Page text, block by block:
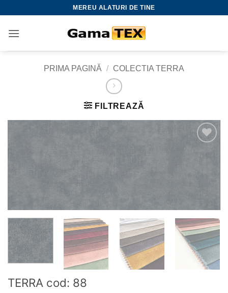
content
MEREU ALATURI DE TINE
PRIMA PAGINĂ / COLECTIA TERRA
FILTREAZĂ
TERRA cod: 88